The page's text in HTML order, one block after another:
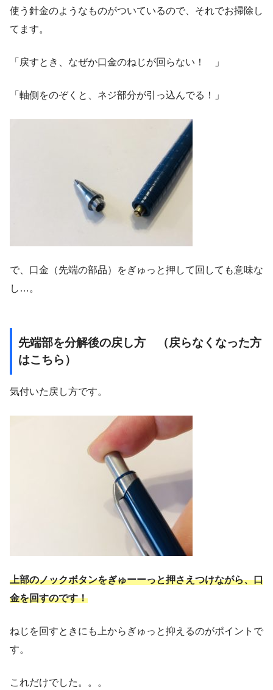
使う針金のようなものがついているので、それでお掃除し
てます。
「戻すとき、なぜか口金のねじが回らない！ 」
「軸側をのぞくと、ネジ部分が引っ込んでる！」
で、口金（先端の部品）をぎゅっと押して回しても意味な
し…。
先端部を分解後の戻し方 （戻らなくなった方
はこちら）
気付いた戻し方です。
上部のノックボタンをぎゅーーっと押さえつけながら、口
金を回すのです！
ねじを回すときにも上からぎゅっと抑えるのがポイントで
す。
これだけでした。。。